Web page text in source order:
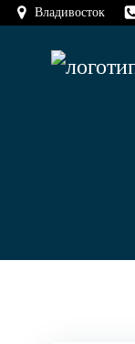
Перейти
содержимому
Владивосток